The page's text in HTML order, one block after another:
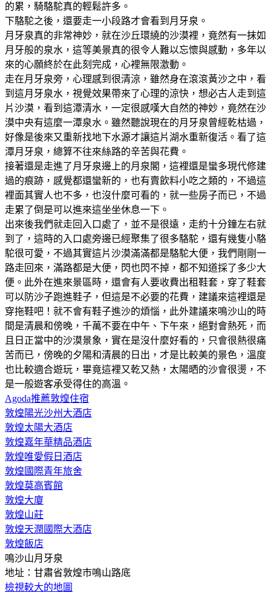
的累，騎駱駝真的輕鬆許多。
下駱駝之後，還要走一小段路才會看到月牙泉。
月牙泉真的非常神妙，就在沙丘環繞的沙漠裡，竟然有一抹如
月牙般的泉水，這等美景真的很令人難以忘懷與感動，多年以
來的心願終於在此刻完成，心裡無限激動。
走在月牙泉旁，心理感到很清涼，雖然身在滾滾黃沙之中，看
到這月牙泉水，視覺效果帶來了心理的涼快，想必古人走到這
片沙漠，看到這潭清水，一定很感嘆大自然的神妙，竟然在沙
漠中央有這麼一潭泉水。雖然聽說現在的月牙泉曾經乾枯過，
好像是後來又重新找地下水源才讓這片湖水重新復活。看了這
潭月牙泉，總算不往來絲路的辛苦與花費。
接著還是走進了月牙泉邊上的月泉閣，這裡還是蠻多現代修建
過的痕跡，感覺都還蠻新的，也有賣飲料小吃之類的，不過這
裡面其實人也不多，也沒什麼可看的，就一些房子而已，不過
走累了倒是可以進來這坐坐休息一下。
出來後我們就走回入口處了，並不是很遠，走約十分鐘左右就
到了，這時的入口處旁邊已經聚集了很多駱駝，還有幾隻小駱
駝很可愛，不過其實這片沙漠滿滿都是駱駝大便，我們剛剛一
路走回來，滿路都是大便，閃也閃不掉，都不知道採了多少大
便。此外在進來景區時，還會有人要收費出租鞋套，穿了鞋套
可以防沙子跑進鞋子，但這是不必要的花費，建議來這裡還是
穿拖鞋吧！就不會有鞋子進沙的煩惱，此外建議來鳴沙山的時
間是清晨和傍晚，千萬不要在中午、下午來，絕對會熱死，而
且日正當中的沙漠景象，實在是沒什麼好看的，只會很熱很痛
苦而已，傍晚的夕陽和清晨的日出，才是比較美的景色，溫度
也比較適合遊玩，畢竟這裡又乾又熱，太陽晒的沙會很燙，不
是一般遊客承受得住的高溫。
Agoda推薦敦煌住宿
敦煌陽光沙州大酒店
敦煌太陽大酒店
敦煌嘉年華精品酒店
敦煌唯愛假日酒店
敦煌國際青年旅舍
敦煌莫高賓館
敦煌大廈
敦煌山莊
敦煌天潤國際大酒店
敦煌飯店
鳴沙山月牙泉
地址：甘肅省敦煌市鳴山路底
檢視較大的地圖